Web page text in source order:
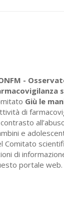
-
Giù le
di
e
Comitato
di
portale web.